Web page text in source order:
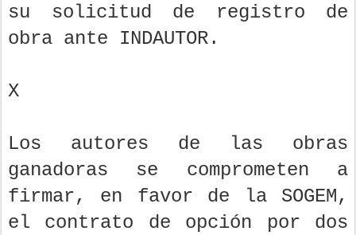
su solicitud de registro de
obra ante INDAUTOR.
X
Los autores de las obras
ganadoras se comprometen a
firmar, en favor de la SOGEM,
el contrato de opción por dos